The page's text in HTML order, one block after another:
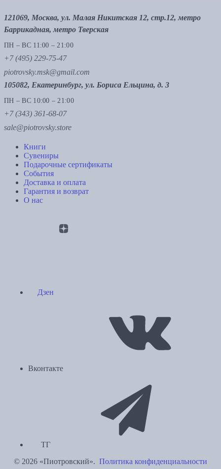
121069, Москва, ул. Малая Никитская 12, стр.12, метро
Баррикадная, метро Тверская
ПН – ВС 11:00 – 21:00
+7 (495) 229-75-47
piotrovsky.msk@gmail.com
105082, Екатеринбург, ул. Бориса Ельцина, д. 3
ПН – ВС 10:00 – 21:00
+7 (343) 361-68-07
sale@piotrovsky.store
Книги
Сувениры
Подарочные сертификаты
События
Доставка и оплата
Гарантия и возврат
О нас
Дзен
Вконтакте
ТГ
© 2026 «Пиотровский». Политика конфиденциальности